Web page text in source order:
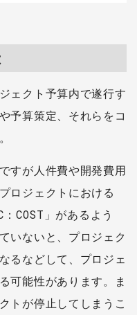
ェクト予算内で遂行す
予算策定、それらをコ
すが人件費や開発費用
ロジェクトにおける
COST」があるよう
いないと、プロジェク
るなどして、プロジェ
可能性があります。ま
トが停止してしまうこ